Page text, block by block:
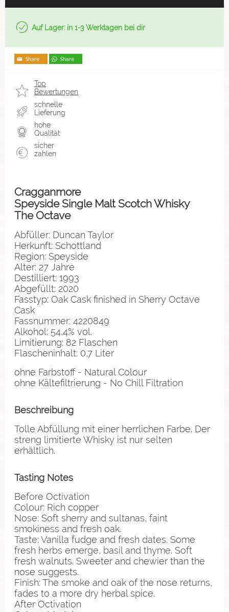
Auf Lager: in 1-3 Werktagen bei dir
Top
Bewertungen
schnelle
Lieferung
hohe
Qualität
sicher
zahlen
Cragganmore
Speyside Single Malt Scotch Whisky
The Octave
Abfüller: Duncan Taylor
Herkunft: Schottland
Region: Speyside
Alter: 27 Jahre
Destilliert: 1993
Abgefüllt: 2020
Fasstyp: Oak Cask finished in Sherry Octave
Cask
Fassnummer: 4220849
Alkohol: 54,4% vol.
Limitierung: 82 Flaschen
Flascheninhalt: 0,7 Liter
ohne Farbstoff - Natural Colour
ohne Kältefiltrierung - No Chill Filtration
Beschreibung
Tolle Abfüllung mit einer herrlichen Farbe. Der
streng limitierte Whisky ist nur selten
erhältlich.
Tasting Notes
Before Octivation
Colour: Rich copper
Nose: Soft sherry and sultanas, faint
smokiness and fresh oak.
Taste: Vanilla fudge and fresh dates. Some
fresh herbs emerge, basil and thyme. Soft
fresh walnuts. Sweeter and chewier than the
nose suggests.
Finish: The smoke and oak of the nose returns,
fades to a more dry herbal spice.
After Octivation